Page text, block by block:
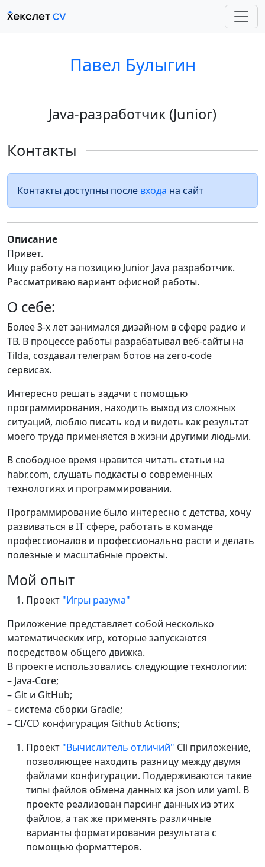
Павел Булыгин
Java-разработчик (Junior)
Контакты
Контакты доступны после входа на сайт
Описание
Привет.
Ищу работу на позицию Junior Java разработчик.
Рассматриваю вариант офисной работы.
О себе:
Более 3-х лет занимался дизайном в сфере радио и
ТВ. В процессе работы разрабатывал веб-сайты на
Tilda, создавал телеграм ботов на zero-code
сервисах.
Интересно решать задачи с помощью
программирования, находить выход из сложных
ситуаций, люблю писать код и видеть как результат
моего труда применяется в жизни другими людьми.
В свободное время нравится читать статьи на
habr.com, слушать подкасты о современных
технологиях и программировании.
Программирование было интересно с детства, хочу
развиваться в IT сфере, работать в команде
профессионалов и профессионально расти и делать
полезные и масштабные проекты.
Мой опыт
Проект "Игры разума"
Приложение представляет собой несколько
математических игр, которые запускаются
посредством общего движка.
В проекте использовались следующие технологии:
– Java-Core;
– Git и GitHub;
– система сборки Gradle;
– CI/CD конфигурация Github Actions;
Проект "Вычислитель отличий" Cli приложение,
позволяющее находить разницу между двумя
файлами конфигурации. Поддерживаются такие
типы файлов обмена данных ка json или yaml. В
проекте реализован парсинг данных из этих
файлов, а так же применять различные
варианты форматирования результата c
помощью форматтеров.